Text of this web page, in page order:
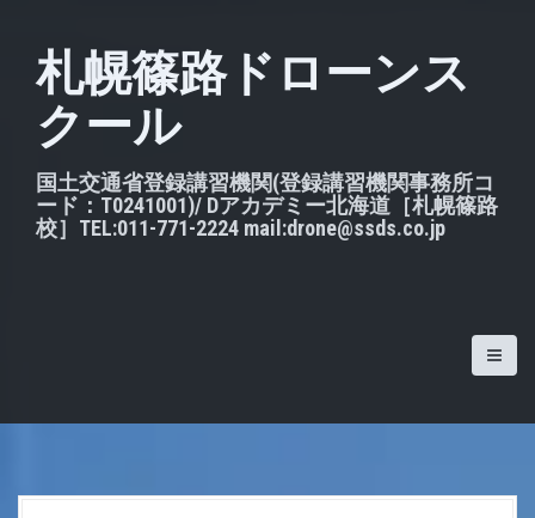
札幌篠路ドローンス
クール
国土交通省登録講習機関(登録講習機関事務所コ
ード：T0241001)/ Dアカデミー北海道［札幌篠路
校］TEL:011-771-2224 mail:drone@ssds.co.jp